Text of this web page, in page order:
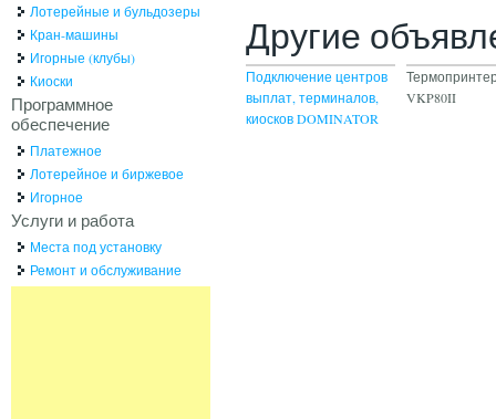
Другие
Подключение центров
выплат, терминалов,
киосков DOMINATOR
VKP80II
Лотерейные и бульдозеры
Кран-машины
Игорные (клубы)
Киоски
Программное
обеспечение
Платежное
Лотерейное и биржевое
Игорное
Услуги и работа
Места под установку
Ремонт и обслуживание